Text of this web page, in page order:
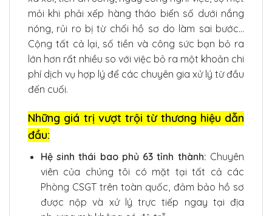
mỏi khi phải xếp hàng tháo biển số dưới nắng
nóng, rủi ro bị từ chối hồ sơ do làm sai bước…
Cộng tất cả lại, số tiền và công sức bạn bỏ ra
lớn hơn rất nhiều so với việc bỏ ra một khoản chi
phí dịch vụ hợp lý để các chuyên gia xử lý từ đầu
đến cuối.
Những giá trị vượt trội từ thương hiệu dẫn
đầu:
Hệ sinh thái bao phủ 63 tỉnh thành: Chuyên
viên của chúng tôi có mặt tại tất cả các
Phòng CSGT trên toàn quốc, đảm bảo hồ sơ
được nộp và xử lý trực tiếp ngay tại địa